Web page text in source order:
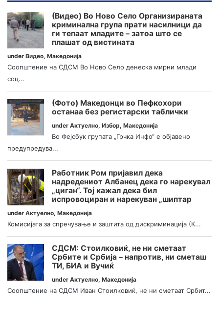
(Видео) Во Ново Село Организираната
криминална група прати насилници да
ги тепаат младите – затоа што се
плашат од вистината
under Видео, Македонија
Соопштение на СДСМ Во Ново Село денеска мирни млади
соц...
(Фото) Македонци во Пефкохори
останаа без регистарски таблички
under Актуелно, Избор, Македонија
Во Фејсбук групата „Грчка Инфо“ е објавено
предупредува...
Работник Ром пријавил дека
надредениот Албанец дека го нарекувал
„циган“. Тој кажал дека бил
испровоциран и нарекуван „шиптар
under Актуелно, Македонија
Комисијата за спречување и заштита од дискриминација (К...
СДСМ: Стоилковиќ, не ни сметаат
Србите и Србија – напротив, ни сметаш
ТИ, БИА и Вучиќ
under Актуелно, Македонија
Соопштение на СДСМ Иван Стоилковиќ, не ни сметаат Србит...